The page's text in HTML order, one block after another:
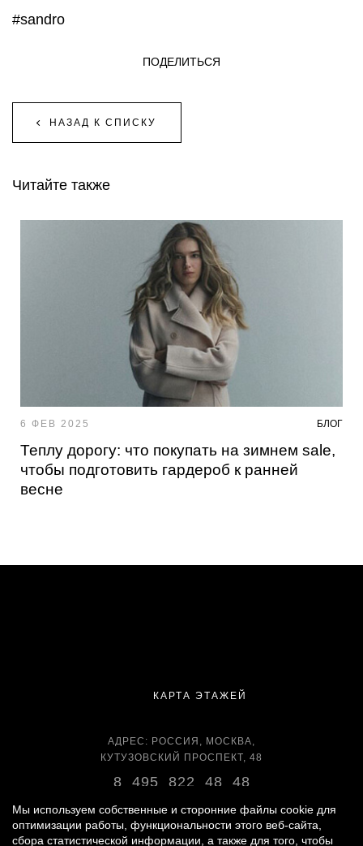
#sandro
НАЗАД К СПИСКУ
ПОДЕЛИТЬСЯ
Читайте также
6 ФЕВ 2025 БЛОГ
Теплу дорогу: что покупать на зимнем sale,
чтобы подготовить гардероб к ранней
весне
КАРТА ЭТАЖЕЙ
АДРЕС: РОССИЯ, МОСКВА,
КУТУЗОВСКИЙ ПРОСПЕКТ, 48
8 495 822 48 48
ВРЕМЯ РАБОТЫ:
ЕЖЕДНЕВНО С 11:00 ДО 22:00
Мы используем собственные и сторонние файлы cookie для
оптимизации работы, функциональности этого веб-сайта,
сбора статистической информации, а также для того, чтобы